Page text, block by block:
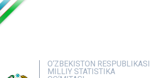
O‘ZBEKISTON RESPUBLIKASI
MILLIY STATISTIKA
NASHRLAR